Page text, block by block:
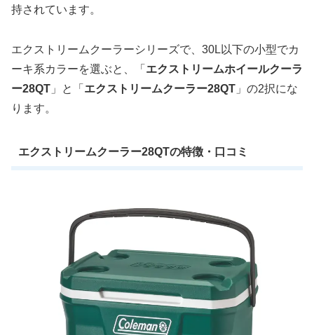
持されています。
エクストリームクーラーシリーズで、30L以下の小型でカ
ーキ系カラーを選ぶと、「 エクストリームホイールクーラ
ー28QT 」と「 エクストリームクーラー28QT 」の2択にな
ります。
エクストリームクーラー28QTの特徴・口コミ